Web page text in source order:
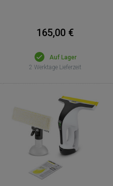
165,00 €
Auf Lager
2 Werktage Lieferzeit